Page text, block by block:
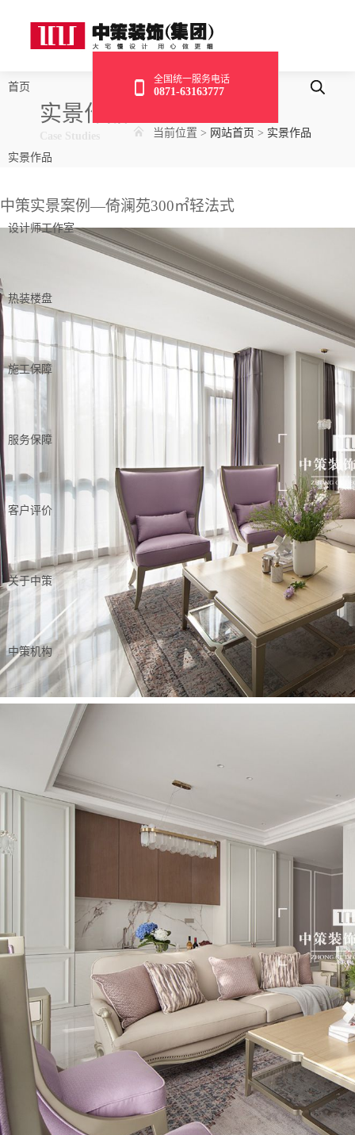
全国统一服务电话
0871-63163777
首页
实景作品
设计师工作室
热装楼盘
施工保障
服务保障
客户评价
关于中策
中策机构
实景作品
当前位置 > 网站首页 > 实景作品
中策实景案例—倚澜苑300㎡轻法式